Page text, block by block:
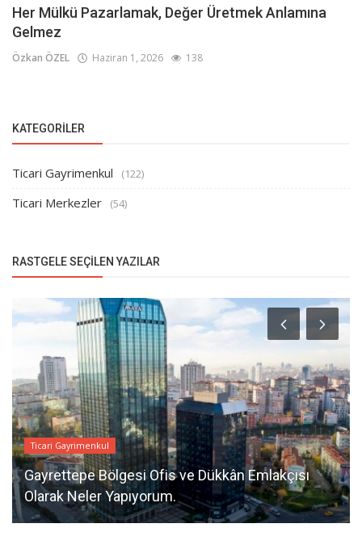
Her Mülkü Pazarlamak, Değer Üretmek Anlamına
Gelmez
Özkan ÖZEL Haziran 1, 2026 138
KATEGORILER
Ticari Gayrimenkul (122)
Ticari Merkezler (54)
RASTGELE SEÇILEN YAZILAR
Ticari Gayrimenkul
Gayrettepe Bölgesi Ofis ve Dükkân Emlakçısı
Olarak Neler Yapıyorum.